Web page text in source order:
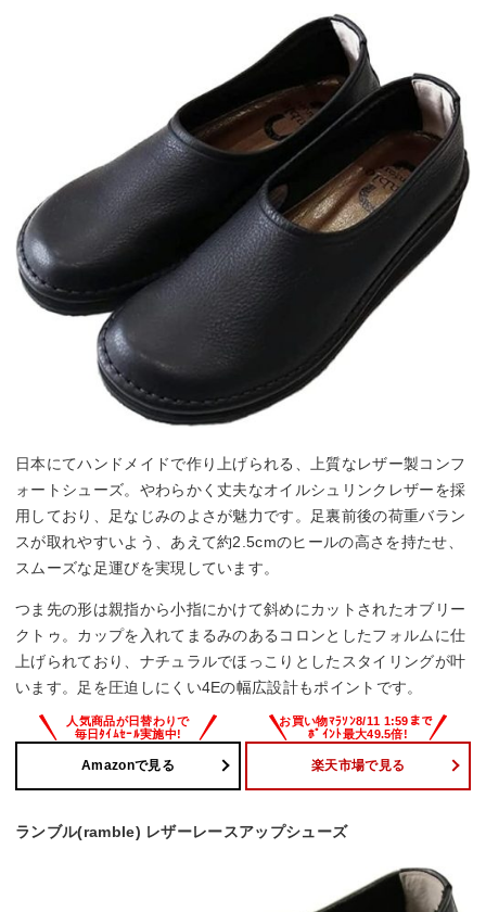
日本にてハンドメイドで作り上げられる、上質なレザー製コンフ
ォートシューズ。やわらかく丈夫なオイルシュリンクレザーを採
用しており、足なじみのよさが魅力です。足裏前後の荷重バラン
スが取れやすいよう、あえて約2.5cmのヒールの高さを持たせ、
スムーズな足運びを実現しています。
つま先の形は親指から小指にかけて斜めにカットされたオブリー
クトゥ。カップを入れてまるみのあるコロンとしたフォルムに仕
上げられており、ナチュラルでほっこりとしたスタイリングが叶
います。足を圧迫しにくい4Eの幅広設計もポイントです。
Amazonで見る 楽天市場で見る
ランブル(ramble) レザーレースアップシューズ